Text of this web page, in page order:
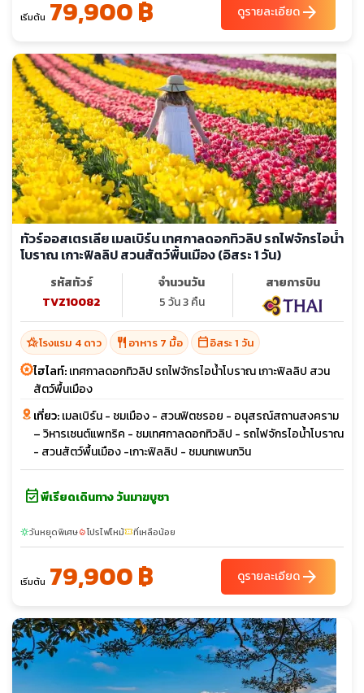
เริ่มต้น 79,900 ฿ ดูรายละเอียดarrow_forward
ทัวร์ออสเตรเลีย เมลเบิร์น เทศกาลดอกทิวลิป รถไฟจักรไอน้ำ
โบราณ เกาะฟิลลิป สวนสัตว์พื้นเมือง (อิสระ 1 วัน)
รหัสทัวร์
TVZ10082
จำนวนวัน
5 วัน 3 คืน
สายการบิน
hotel_classโรงแรม 4 ดาว restaurant อาหาร 7 มื้อ calendar_todayอิสระ 1 วัน
ไฮไลท์:เทศกาลดอกทิวลิป รถไฟจักรไอน้ำโบราณ เกาะฟิลลิป สวน
สัตว์พื้นเมือง
เที่ยว:เมลเบิร์น - ชมเมือง - สวนฟิตซรอย - อนุสรณ์สถานสงคราม
– วิหารเซนต์แพทริค - ชมเทศกาลดอกทิวลิป - รถไฟจักรไอน้ำโบราณ
- สวนสัตว์พื้นเมือง -เกาะฟิลลิป - ชมนกเพนกวิน
event_availableพีเรียดเดินทาง วันมาฆบูชา
sunnyวันหยุดพิเศษlocal_fire_departmentโปรไฟไหม้confirmation_numberที่เหลือน้อย
เริ่มต้น 79,900 ฿ ดูรายละเอียดarrow_forward